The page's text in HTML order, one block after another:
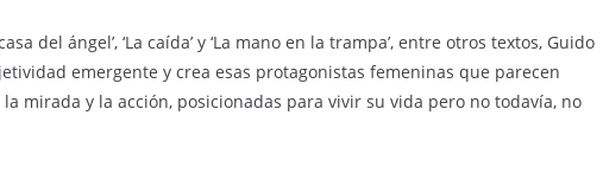
del ángel’, ‘La caída’ y ‘La mano en la trampa’, entre otros textos, Guido
emergente y crea esas protagonistas femeninas que parecen
mirada y la acción, posicionadas para vivir su vida pero no todavía, no